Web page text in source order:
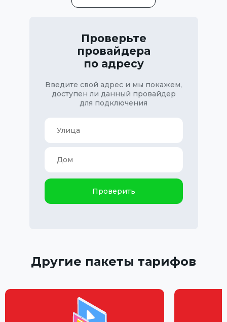
Проверьте
провайдера
по адресу
Введите свой адрес и мы покажем,
доступен ли данный провайдер
для подключения
Проверить
Другие пакеты тарифов